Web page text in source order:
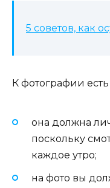
5 советов, как
К фотографии
она должна
поскольку
каждое утро;
на фото вы